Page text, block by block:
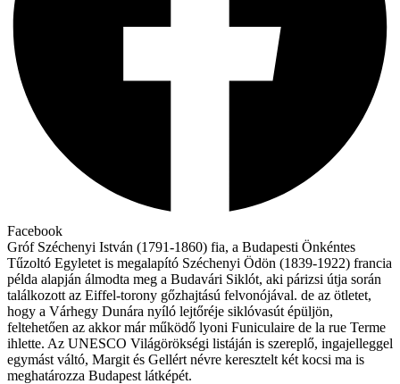
Facebook
Gróf Széchenyi István (1791-1860) fia, a Budapesti Önkéntes
Tűzoltó Egyletet is megalapító Széchenyi Ödön (1839-1922) francia
példa alapján álmodta meg a Budavári Siklót, aki párizsi útja során
találkozott az Eiffel-torony gőzhajtású felvonójával. de az ötletet,
hogy a Várhegy Dunára nyíló lejtőréje siklóvasút épüljön,
feltehetően az akkor már működő lyoni Funiculaire de la rue Terme
ihlette. Az UNESCO Világörökségi listáján is szereplő, ingajelleggel
egymást váltó, Margit és Gellért névre keresztelt két kocsi ma is
meghatározza Budapest látképét.